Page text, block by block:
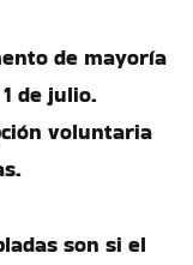
de mayoría
de julio.
voluntaria
son si el